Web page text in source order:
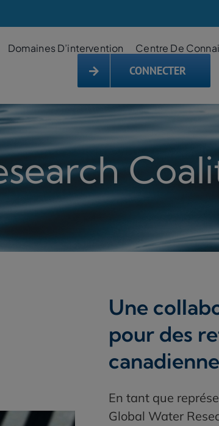
Domaines D’intervention Centre De
CONNECTER
Une
pour des
En tant que
Global Water